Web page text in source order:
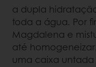
a dupla
toda a água. Por
Magdalena e
até
uma caixa